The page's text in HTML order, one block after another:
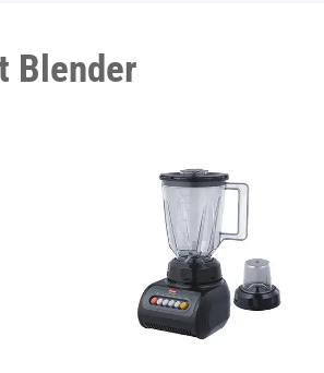
Blender